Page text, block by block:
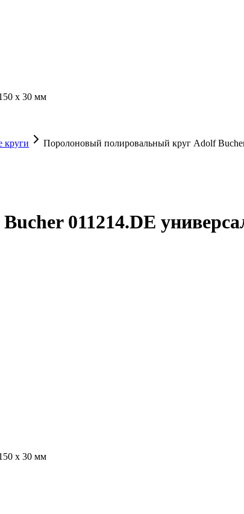
х 30 мм
круги
Поролоновый полировальный круг Adolf
011214.DE
х 30 мм